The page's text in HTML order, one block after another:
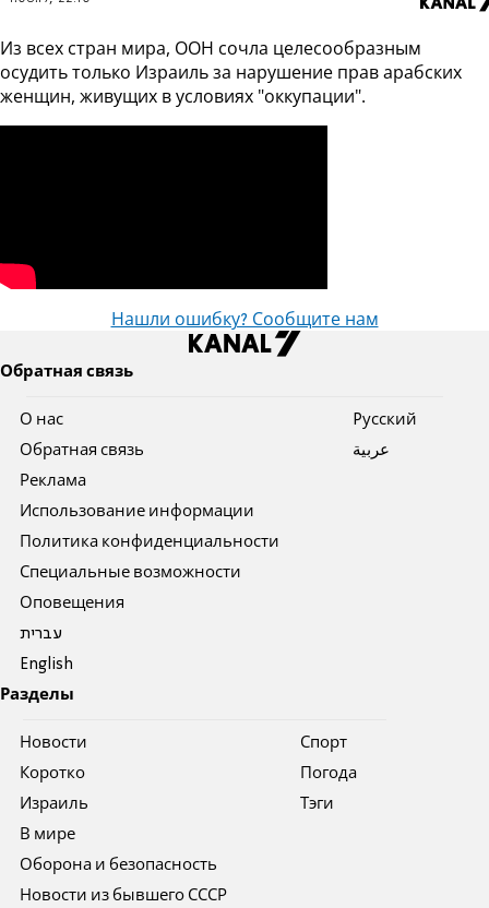
Из всех стран мира, ООН сочла целесообразным
осудить только Израиль за нарушение прав арабских
женщин, живущих в условиях "оккупации".
Нашли ошибку? Сообщите нам
Обратная связь
О нас
Обратная связь
Реклама
Использование информации
Политика конфиденциальности
Специальные возможности
Оповещения
עברית
English
Pусский
عربية
Разделы
Новости
Коротко
Израиль
В мире
Оборона и безопасность
Новости из бывшего СССР
Спорт
Погода
Тэги